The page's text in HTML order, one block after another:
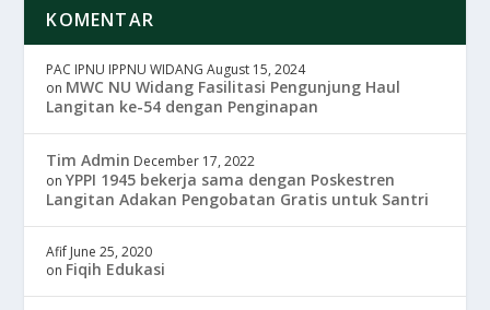
KOMENTAR
PAC IPNU IPPNU WIDANG August 15, 2024
on MWC NU Widang Fasilitasi Pengunjung Haul
Langitan ke-54 dengan Penginapan
Tim Admin December 17, 2022
onYPPI 1945 bekerja sama dengan Poskestren
Langitan Adakan Pengobatan Gratis untuk Santri
Afif June 25, 2020
on Fiqih Edukasi